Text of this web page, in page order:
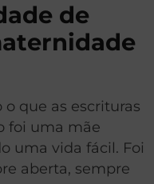
de
que as escrituras
foi uma mãe
uma vida fácil. Foi
aberta, sempre